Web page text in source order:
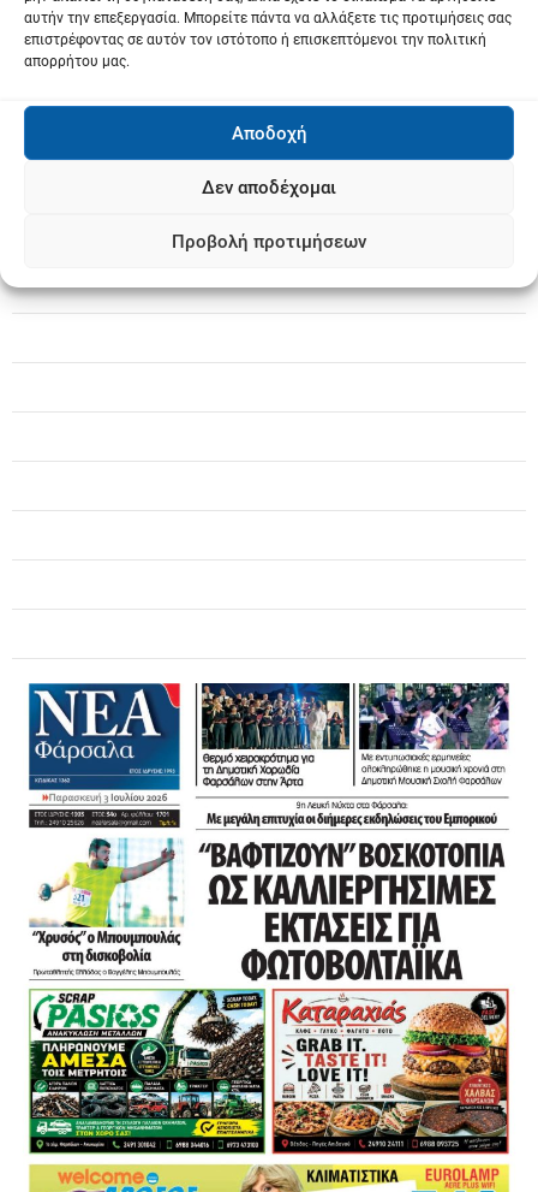
αυτήν την επεξεργασία. Μπορείτε πάντα να αλλάξετε τις προτιμήσεις σας
επιστρέφοντας σε αυτόν τον ιστότοπο ή επισκεπτόμενοι την πολιτική
απορρήτου μας.
Αποδοχή
Δεν αποδέχομαι
Προβολή προτιμήσεων
ω